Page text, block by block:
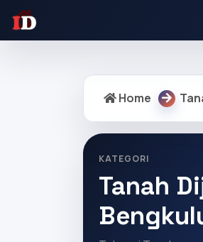
Warning: Undefined array key
Home
KATEGORI
Tanah